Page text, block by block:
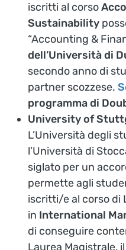
iscritti al corso
Sustainability
“Accounting &
dell’Università di
secondo anno di
partner scozzese.
programma di
University of
L’Università degli
l’Università di
siglato per un
permette agli
iscritti/e al corso di
in International
di conseguire
Laurea Magistrale, il